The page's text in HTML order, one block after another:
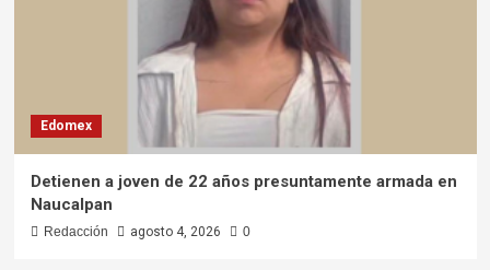
Edomex
Detienen a joven de 22 años presuntamente armada en
Naucalpan
Redacción agosto 4, 2026 0